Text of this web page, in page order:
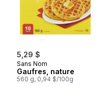
5,29 $
Sans Nom
Gaufres, nature
560 g, 0,94 $/100g